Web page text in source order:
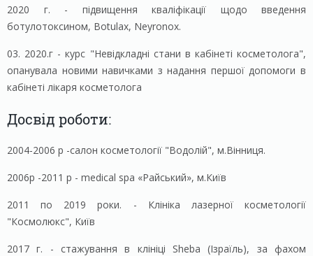
2020 г. - підвищення кваліфікації щодо введення
ботулотоксином, Botulax, Neyronox.
03. 2020.г - курс "Невідкладні стани в кабінеті косметолога",
опанувала новими навичками з надання першої допомоги в
кабінеті лікаря косметолога
Досвід роботи:
2004-2006 р -салон косметології "Водолій", м.Вінниця.
2006р -2011 р - medical spa «Райський», м.Київ
2011 по 2019 роки. - Клініка лазерної косметології
"Космолюкс", Київ
2017 г. - стажування в клініці Sheba (Ізраїль), за фахом